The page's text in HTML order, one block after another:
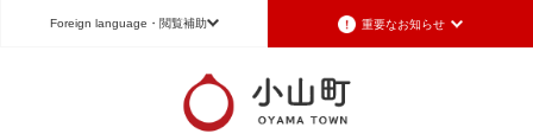
メニューを飛ばして本文へ
Foreign language ・閲覧補助 重要なお知らせ
重要なお知らせ
Foreign language